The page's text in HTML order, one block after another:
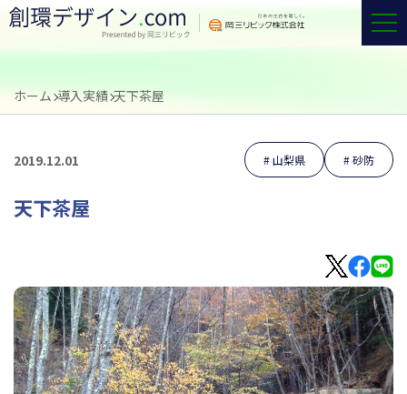
ホーム 導入実績 天下茶屋
2019.12.01 山梨県 砂防
天下茶屋